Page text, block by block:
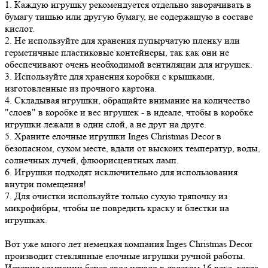
1. Каждую игрушку рекомендуется отдельно заворачивать в
бумагу тишью или другую бумагу, не содержащую в составе
кислот.
2. Не используйте для хранения пупырчатую пленку или
герметичные пластиковые контейнеры, так как они не
обеспечивают очень необходимой вентиляции для игрушек.
3. Используйте для хранения коробки с крышками,
изготовленные из прочного картона.
4. Складывая игрушки, обращайте внимание на количество
"слоев" в коробке и вес игрушек - в идеале, чтобы в коробке
игрушки лежали в один слой, а не друг на друге.
5. Храните елочные игрушки Inges Christmas Decor в
безопасном, сухом месте, вдали от выскоих температур, воды,
солнечных лучей, флюорисцентных ламп.
6. Игрушки подходят исключительно для использования
внутри помещения!
7. Для очистки используйте только сухую тряпочку из
микрофибры, чтобы не повредить краску и блестки на
игрушках.
Вот уже много лет немецкая компания Inges Christmas Decor
производит стеклянные елочные игрушки ручной работы.